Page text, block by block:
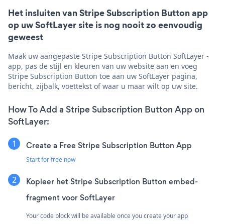
Het insluiten van Stripe Subscription Button app
op uw SoftLayer site is nog nooit zo eenvoudig
geweest
Maak uw aangepaste Stripe Subscription Button SoftLayer -
app, pas de stijl en kleuren van uw website aan en voeg
Stripe Subscription Button toe aan uw SoftLayer pagina,
bericht, zijbalk, voettekst of waar u maar wilt op uw site.
How To Add a Stripe Subscription Button App on
SoftLayer:
Create a Free Stripe Subscription Button App
Start for free now
Kopieer het Stripe Subscription Button embed-
fragment voor SoftLayer
Your code block will be available once you create your app